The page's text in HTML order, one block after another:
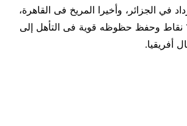
في الجزائر، وأخيرا المريخ فى القاهرة،
لرفع رصيده إلى 10 نقاط وحفظ حظوظه قوية فى التأهل إلى
أفريقيا.